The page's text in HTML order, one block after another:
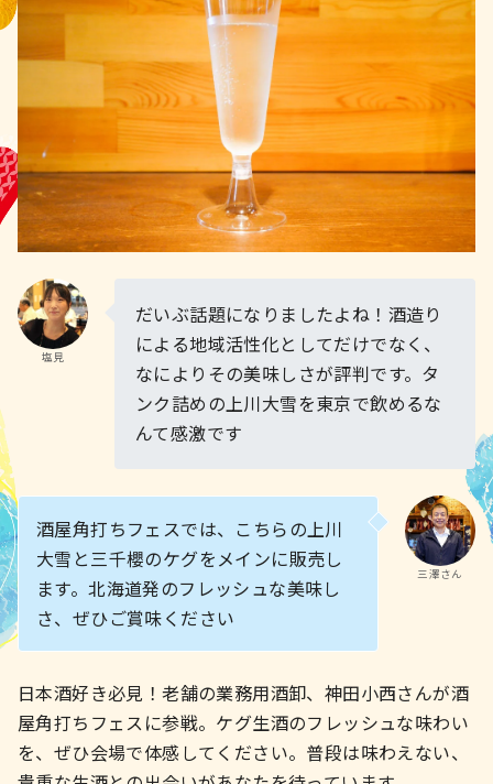
塩見
だいぶ話題になりましたよね！酒造り
による地域活性化としてだけでなく、
なによりその美味しさが評判です。タ
ンク詰めの上川大雪を東京で飲めるな
んて感激です
三澤さん
酒屋角打ちフェスでは、こちらの上川
大雪と三千櫻のケグをメインに販売し
ます。北海道発のフレッシュな美味し
さ、ぜひご賞味ください
日本酒好き必見！老舗の業務用酒卸、神田小西さんが酒
屋角打ちフェスに参戦。ケグ生酒のフレッシュな味わい
を、ぜひ会場で体感してください。普段は味わえない、